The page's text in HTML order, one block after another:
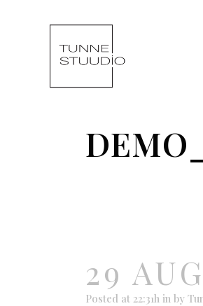
29
Posted at 22:31h in by